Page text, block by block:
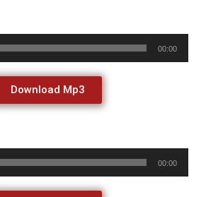
00:00
Download Mp3
00:00